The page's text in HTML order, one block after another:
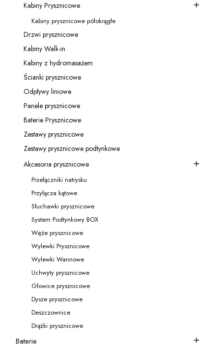
Kategoria - Kabiny Prysznicowe
Kabiny Prysznicowe
Kategoria - Kabiny prysznicowe półokrągłe
Kabiny prysznicowe półokrągłe
Kategoria - Drzwi prysznicowe
Drzwi prysznicowe
Kategoria - Kabiny Walk-in
Kabiny Walk-in
Kategoria - Kabiny z hydromasażem
Kabiny z hydromasażem
Kategoria - Ścianki prysznicowe
Ścianki prysznicowe
Kategoria - Odpływy liniowe
Odpływy liniowe
Kategoria - Panele prysznicowe
Panele prysznicowe
Kategoria - Baterie Prysznicowe
Baterie Prysznicowe
Kategoria - Zestawy prysznicowe
Zestawy prysznicowe
Kategoria - Zestawy prysznicowe podtynkowe
Zestawy prysznicowe podtynkowe
Kategoria - Akcesoria prysznicowe
Akcesoria prysznicowe
Kategoria - Przełączniki natrysku
Przełączniki natrysku
Kategoria - Przyłącza kątowe
Przyłącza kątowe
Kategoria - Słuchawki prysznicowe
Słuchawki prysznicowe
Kategoria - System Podtynkowy BOX
System Podtynkowy BOX
Kategoria - Węże prysznicowe
Węże prysznicowe
Kategoria - Wylewki Prysznicowe
Wylewki Prysznicowe
Kategoria - Wylewki Wannowe
Wylewki Wannowe
Kategoria - Uchwyty prysznicowe
Uchwyty prysznicowe
Kategoria - Głowice prysznicowe
Głowice prysznicowe
Kategoria - Dysze prysznicowe
Dysze prysznicowe
Kategoria - Deszczownice
Deszczownice
Kategoria - Drążki prysznicowe
Drążki prysznicowe
Kategoria - Baterie
Baterie